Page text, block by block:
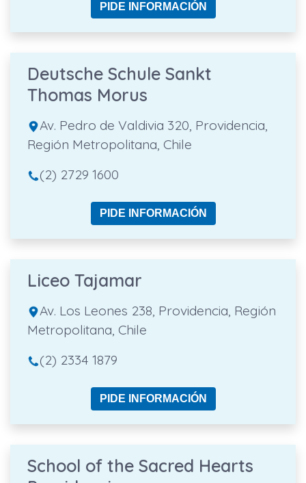
PIDE INFORMACIÓN
Deutsche Schule Sankt
Thomas Morus
Av. Pedro de Valdivia 320, Providencia,
Región Metropolitana, Chile
(2) 2729 1600
PIDE INFORMACIÓN
Liceo Tajamar
Av. Los Leones 238, Providencia, Región
Metropolitana, Chile
(2) 2334 1879
PIDE INFORMACIÓN
School of the Sacred Hearts